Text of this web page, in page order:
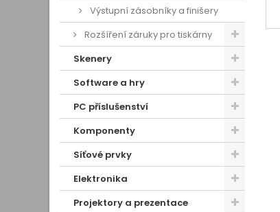
Výstupní zásobníky a finišery
Rozšíření záruky pro tiskárny
Skenery
Software a hry
PC příslušenství
Komponenty
Síťové prvky
Elektronika
Projektory a prezentace